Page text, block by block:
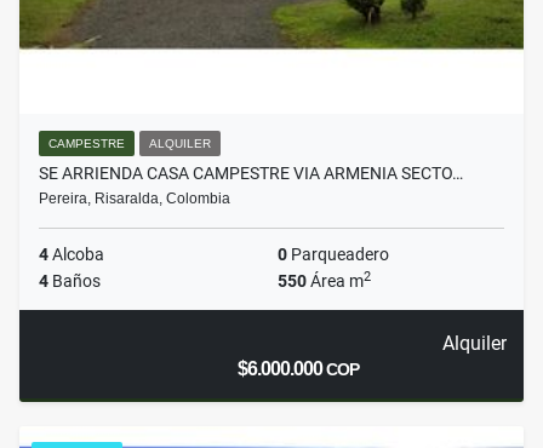
CAMPESTRE ALQUILER
SE ARRIENDA CASA CAMPESTRE VIA ARMENIA SECTO…
Pereira, Risaralda, Colombia
4Alcoba 0 Parqueadero
4 Baños 550Área m2
Alquiler
$6.000.000COP